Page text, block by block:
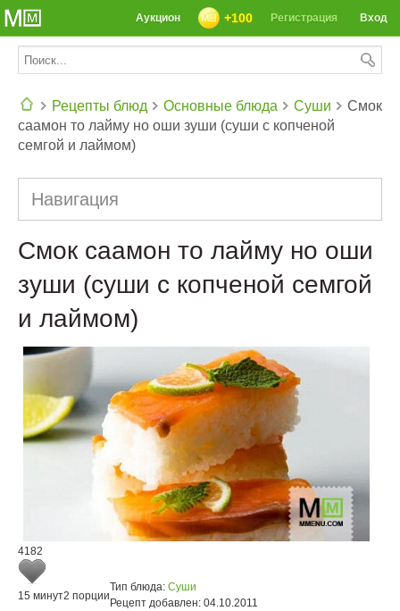
Вход
Регистрация
+100
Аукцион
Рецепты блюд Основные блюда Суши
Смок
саамон то лайму но оши зуши (суши с копченой
семгой и лаймом)
Навигация
Смок саамон то лайму но оши
зуши (суши с копченой семгой
и лаймом)
4182
15 минут2 порции
Тип блюда: Суши
Рецепт добавлен: 04.10.2011